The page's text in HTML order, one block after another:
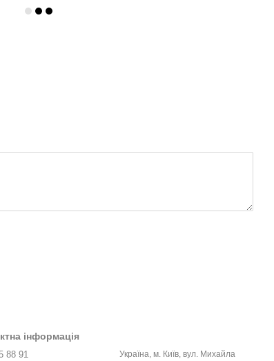
інформація
88 91
Україна, м. Київ, вул. Михайла